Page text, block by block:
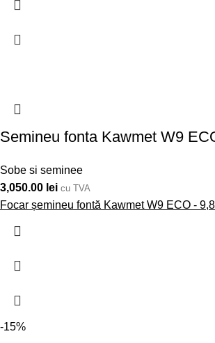
Semineu fonta Kawmet W9
Sobe si seminee
3,050.00 lei cu TVA
Focar șemineu fontă Kawmet W9 ECO -
-15%